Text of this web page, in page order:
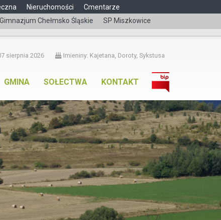
Gimnazjum Chełmsko Śląskie SP Miszkowice
Nieruchomości Cmentarze
čeština
sierpnia 2026 Imieniny: Kajetana, Doroty, Sykstusa
GMINA SOŁECTWA KONTAKT